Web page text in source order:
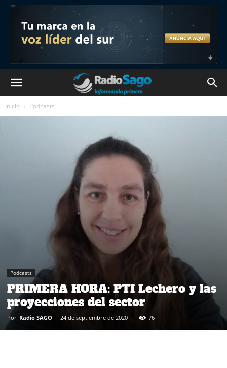
Inicio Podcasts
Podcasts
PRIMERA HORA: PTI Lechero y las
proyecciones del sector
Por Radio SAGO - 24 de septiembre de 2020 76